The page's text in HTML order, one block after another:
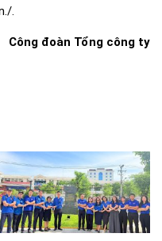
.
Công đoàn Tổng công ty